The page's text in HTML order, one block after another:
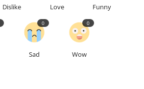
Dislike Love Funny
Sad
0
Wow
0